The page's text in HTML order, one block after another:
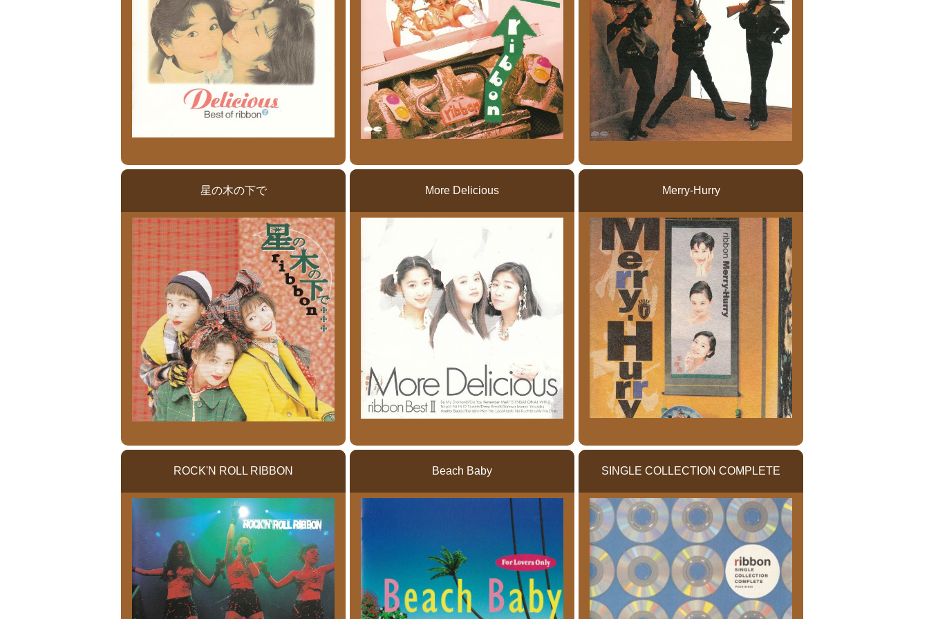
星の木の下で More Delicious Merry-Hurry
ROCK'N ROLL RIBBON Beach Baby SINGLE COLLECTION COMPLETE